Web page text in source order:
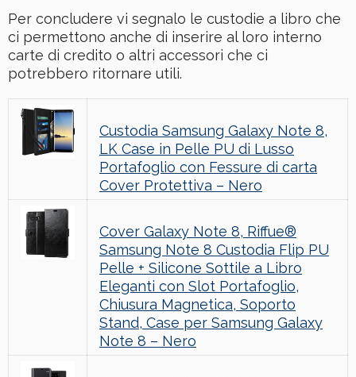
Per concludere vi segnalo le custodie a libro che
ci permettono anche di inserire al loro interno
carte di credito o altri accessori che ci
potrebbero ritornare utili.
Custodia Samsung Galaxy Note 8,
LK Case in Pelle PU di Lusso
Portafoglio con Fessure di carta
Cover Protettiva – Nero
Cover Galaxy Note 8, Riffue®
Samsung Note 8 Custodia Flip PU
Pelle + Silicone Sottile a Libro
Eleganti con Slot Portafoglio,
Chiusura Magnetica, Soporto
Stand, Case per Samsung Galaxy
Note 8 – Nero